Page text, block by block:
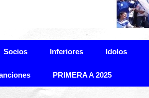
Socios Inferiores Idolos
PRIMERA A 2025